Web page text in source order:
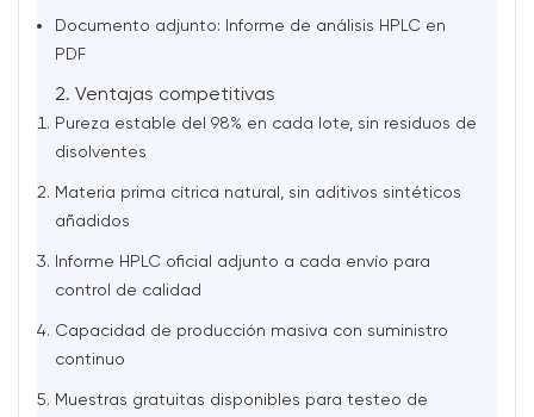
Documento adjunto: Informe de análisis HPLC en
PDF
2. Ventajas competitivas
Pureza estable del 98% en cada lote, sin residuos de
disolventes
Materia prima cítrica natural, sin aditivos sintéticos
añadidos
Informe HPLC oficial adjunto a cada envío para
control de calidad
Capacidad de producción masiva con suministro
continuo
Muestras gratuitas disponibles para testeo de